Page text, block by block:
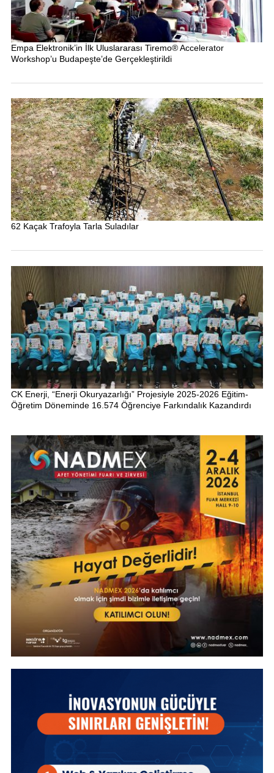
Empa Elektronik’in İlk Uluslararası Tiremo® Accelerator
Workshop’u Budapeşte’de Gerçekleştirildi
62 Kaçak Trafoyla Tarla Suladılar
CK Enerji, “Enerji Okuryazarlığı” Projesiyle 2025-2026 Eğitim-
Öğretim Döneminde 16.574 Öğrenciye Farkındalık Kazandırdı